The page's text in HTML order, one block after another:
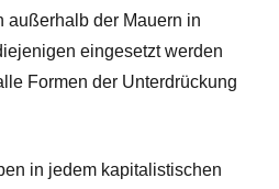
außerhalb der Mauern in
eingesetzt werden
Formen der Unterdrückung
in jedem kapitalistischen